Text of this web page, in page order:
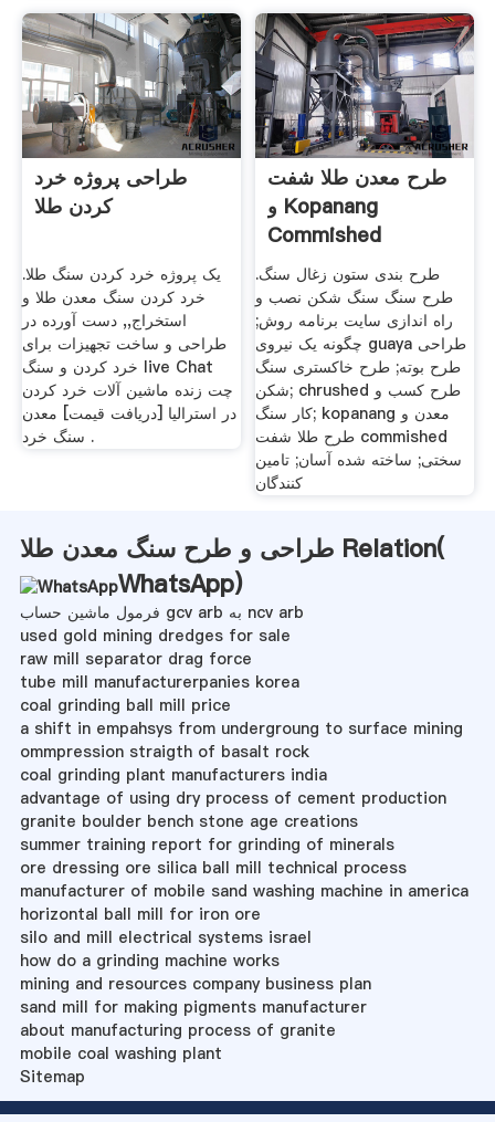
طراحی پروژه خرد
کردن طلا
یک پروژه خرد کردن سنگ طلا.
خرد کردن سنگ معدن طلا و
استخراج,, دست آورده در
طراحی و ساخت تجهیزات برای
خرد کردن و سنگ live Chat
چت زنده ماشین آلات خرد کردن
در استرالیا [دریافت قیمت] معدن
سنگ خرد .
طرح معدن طلا شفت
و Kopanang
Commished
طرح بندی ستون زغال سنگ.
طرح سنگ سنگ شکن نصب و
راه اندازی سایت برنامه روش;
چگونه یک نیروی guaya طراحی
طرح بوته; طرح خاکستری سنگ
شکن; chrushed طرح کسب و
کار سنگ; kopanang معدن و
طرح طلا شفت commished
سختی; ساخته شده آسان; تامین
کنندگان
طراحی و طرح سنگ معدن طلا Relation(
WhatsApp)
فرمول ماشین حساب gcv arb به ncv arb
used gold mining dredges for sale
raw mill separator drag force
tube mill manufacturerpanies korea
coal grinding ball mill price
a shift in empahsys from undergroung to surface mining
ommpression straigth of basalt rock
coal grinding plant manufacturers india
advantage of using dry process of cement production
granite boulder bench stone age creations
summer training report for grinding of minerals
ore dressing ore silica ball mill technical process
manufacturer of mobile sand washing machine in america
horizontal ball mill for iron ore
silo and mill electrical systems israel
how do a grinding machine works
mining and resources company business plan
sand mill for making pigments manufacturer
about manufacturing process of granite
mobile coal washing plant
Sitemap